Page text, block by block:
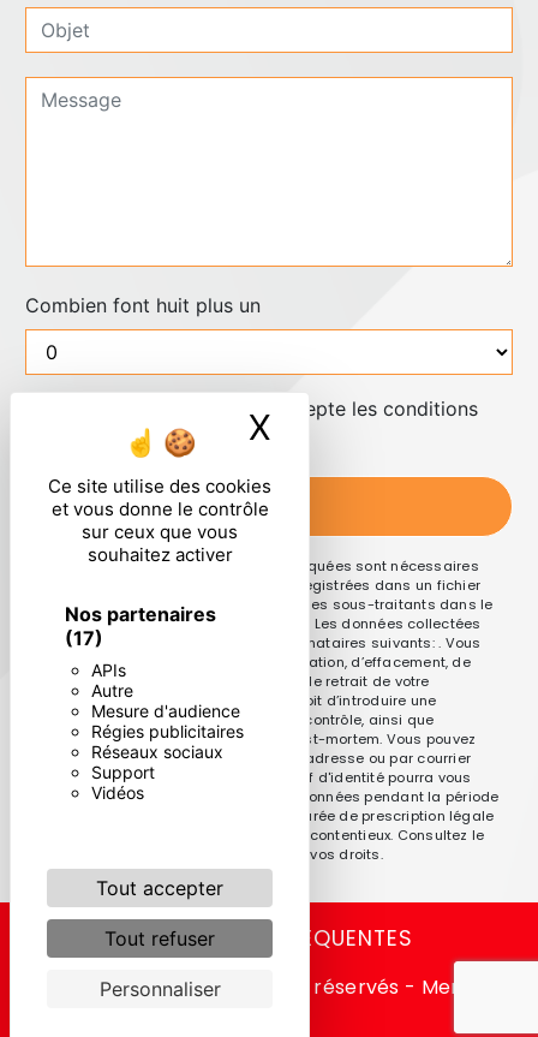
Ce site utilise des cookies
et vous donne le contrôle
sur ceux que vous
souhaitez activer
Nos partenaires
(17)
APIs
Autre
Mesure d'audience
Régies publicitaires
Réseaux sociaux
Support
Vidéos
Tout accepter
Tout refuser
Personnaliser
X Masquer le
Combien font huit plus un
En cochant cette case, j'accepte les conditions
particulières ci-dessous **
ENVOYER
** Les données personnelles communiquées sont nécessaires
aux fins de vous contacter et sont enregistrées dans un fichier
informatisé. Elles sont destinées à et ses sous-traitants dans le
seul but de répondre à votre message. Les données collectées
seront communiquées aux seuls destinataires suivants: . Vous
disposez de droits d’accès, de rectification, d’effacement, de
portabilité, de limitation, d’opposition, de retrait de votre
consentement à tout moment et du droit d’introduire une
réclamation auprès d’une autorité de contrôle, ainsi que
d’organiser le sort de vos données post-mortem. Vous pouvez
exercer ces droits par voie postale à l'adresse ou par courrier
électronique à l'adresse . Un justificatif d'identité pourra vous
être demandé. Nous conservons vos données pendant la période
de prise de contact puis pendant la durée de prescription légale
aux fins probatoires et de gestion des contentieux. Consultez le
site cnil.fr pour plus d’informations sur vos droits.
RECHERCHES FRÉQUENTES
Vistalid- 2026 - Tous droits réservés - Mentions